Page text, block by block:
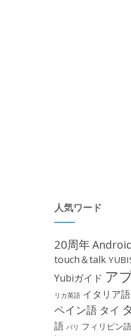
人気ワード
20周年
touch＆talk
Yubiガイド ア
リカ英語 イタリア語
ペイン語 タイ
語 パリ フィリピン語